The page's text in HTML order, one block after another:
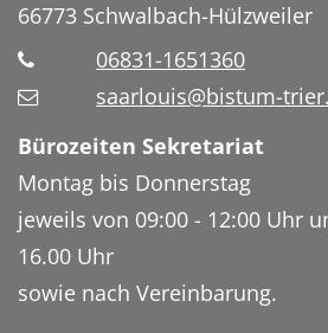
66773 Schwalbach-Hülzweiler
06831-1651360
saarlouis@bistum-
Bürozeiten Sekretariat
Montag bis Donnerstag
jeweils von 09:00 - 12:00 Uhr
16.00 Uhr
sowie nach Vereinbarung.